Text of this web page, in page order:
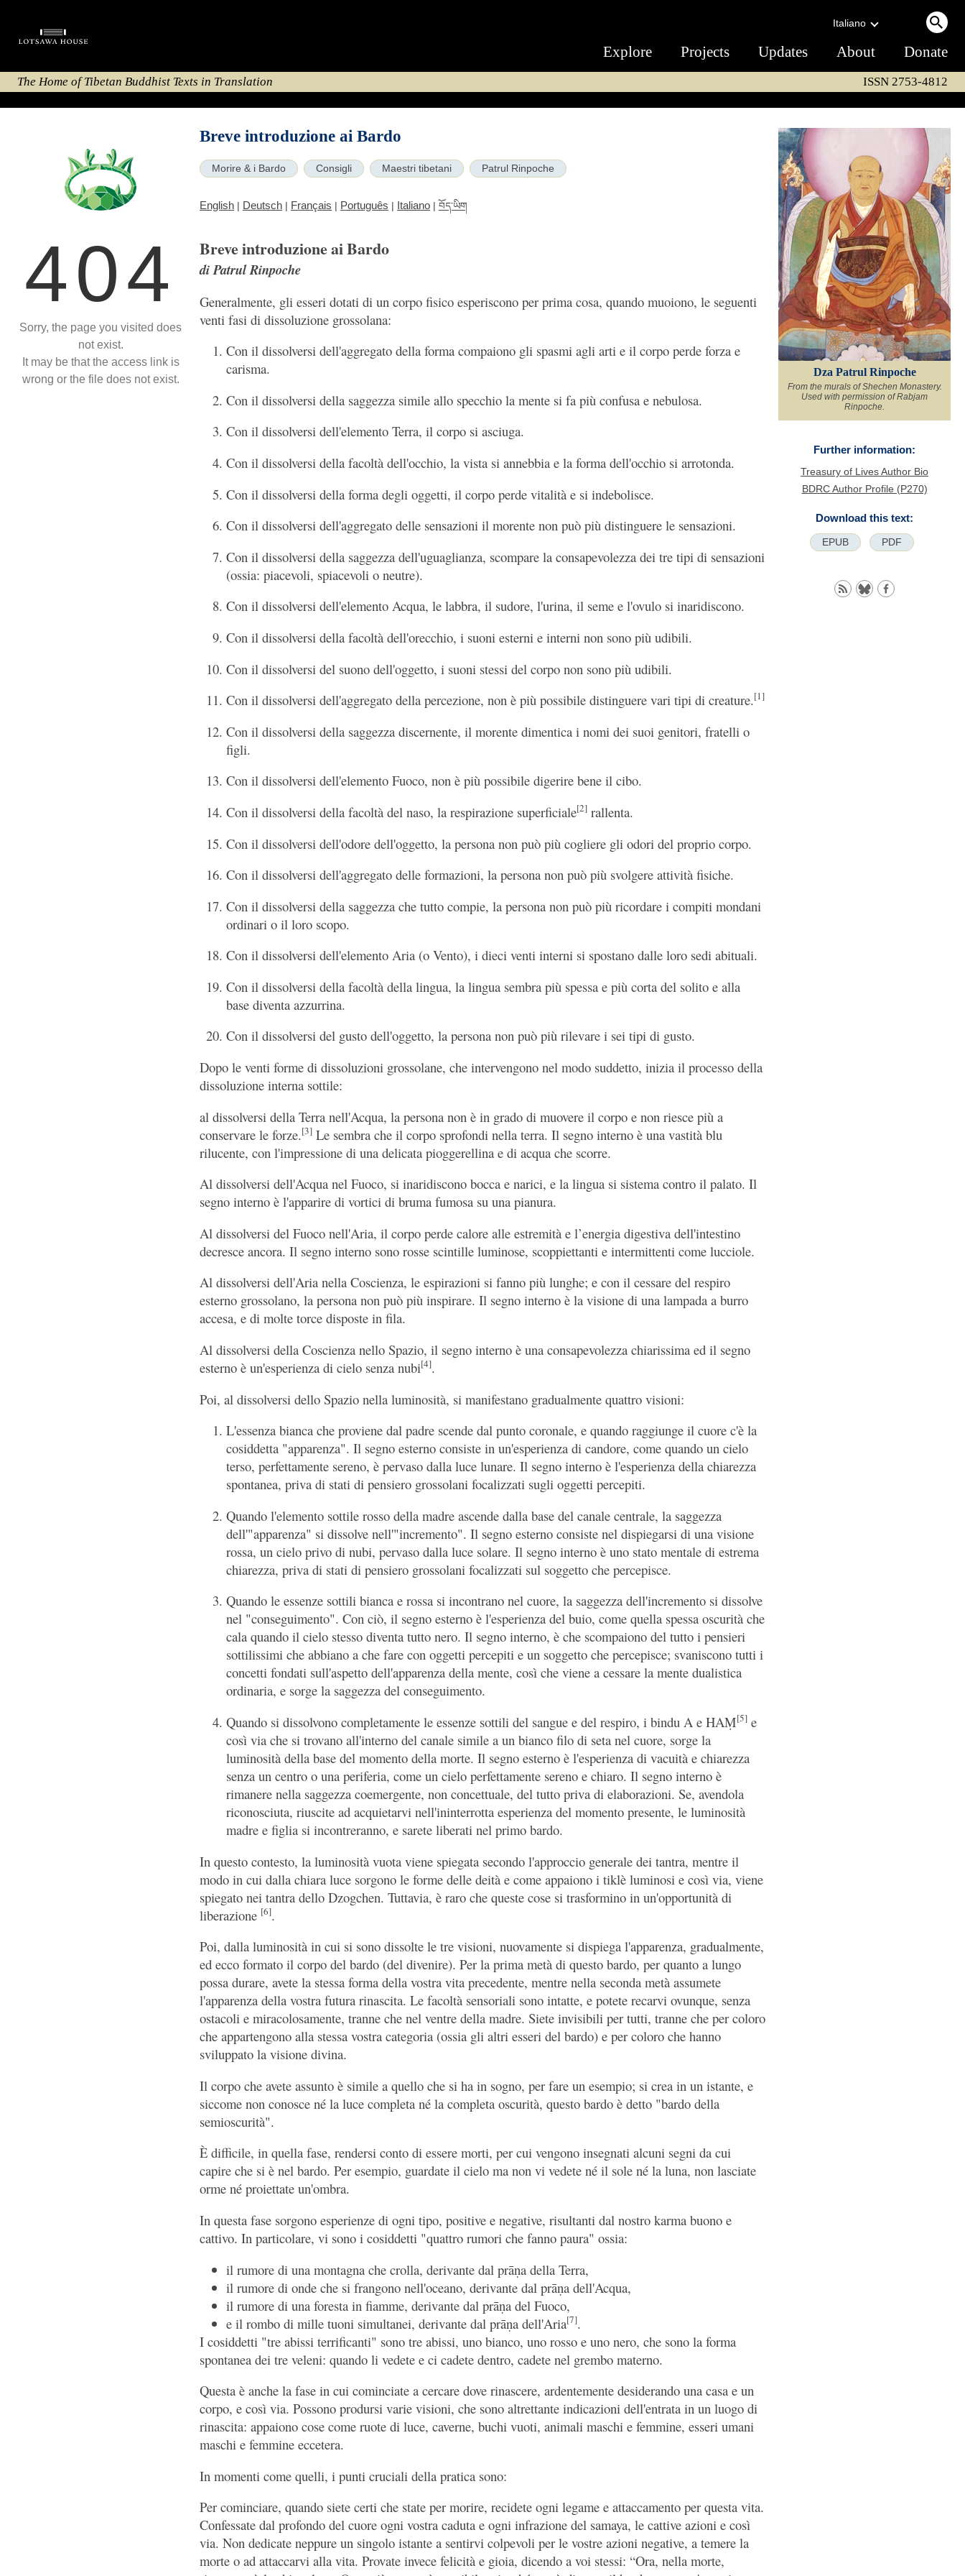
Italiano
Explore Projects Updates About Donate
The Home of Tibetan Buddhist Texts in Translation ISSN 2753-4812
404
Sorry, the page you visited does
not exist.
It may be that the access link is
wrong or the file does not exist.
Breve introduzione ai Bardo
Morire & i Bardo Consigli Maestri tibetani Patrul Rinpoche
English | Deutsch | Français | Português | Italiano | བོད་ཡིག
Breve introduzione ai Bardo
di Patrul Rinpoche
Generalmente, gli esseri dotati di un corpo fisico esperiscono per prima cosa, quando muoiono, le seguenti
venti fasi di dissoluzione grossolana:
Con il dissolversi dell'aggregato della forma compaiono gli spasmi agli arti e il corpo perde forza e
carisma.
Con il dissolversi della saggezza simile allo specchio la mente si fa più confusa e nebulosa.
Con il dissolversi dell'elemento Terra, il corpo si asciuga.
Con il dissolversi della facoltà dell'occhio, la vista si annebbia e la forma dell'occhio si arrotonda.
Con il dissolversi della forma degli oggetti, il corpo perde vitalità e si indebolisce.
Con il dissolversi dell'aggregato delle sensazioni il morente non può più distinguere le sensazioni.
Con il dissolversi della saggezza dell'uguaglianza, scompare la consapevolezza dei tre tipi di sensazioni
(ossia: piacevoli, spiacevoli o neutre).
Con il dissolversi dell'elemento Acqua, le labbra, il sudore, l'urina, il seme e l'ovulo si inaridiscono.
Con il dissolversi della facoltà dell'orecchio, i suoni esterni e interni non sono più udibili.
Con il dissolversi del suono dell'oggetto, i suoni stessi del corpo non sono più udibili.
Con il dissolversi dell'aggregato della percezione, non è più possibile distinguere vari tipi di creature.[1]
Con il dissolversi della saggezza discernente, il morente dimentica i nomi dei suoi genitori, fratelli o
figli.
Con il dissolversi dell'elemento Fuoco, non è più possibile digerire bene il cibo.
Con il dissolversi della facoltà del naso, la respirazione superficiale[2] rallenta.
Con il dissolversi dell'odore dell'oggetto, la persona non può più cogliere gli odori del proprio corpo.
Con il dissolversi dell'aggregato delle formazioni, la persona non può più svolgere attività fisiche.
Con il dissolversi della saggezza che tutto compie, la persona non può più ricordare i compiti mondani
ordinari o il loro scopo.
Con il dissolversi dell'elemento Aria (o Vento), i dieci venti interni si spostano dalle loro sedi abituali.
Con il dissolversi della facoltà della lingua, la lingua sembra più spessa e più corta del solito e alla
base diventa azzurrina.
Con il dissolversi del gusto dell'oggetto, la persona non può più rilevare i sei tipi di gusto.
Dopo le venti forme di dissoluzioni grossolane, che intervengono nel modo suddetto, inizia il processo della
dissoluzione interna sottile:
al dissolversi della Terra nell'Acqua, la persona non è in grado di muovere il corpo e non riesce più a
conservare le forze.[3] Le sembra che il corpo sprofondi nella terra. Il segno interno è una vastità blu
rilucente, con l'impressione di una delicata pioggerellina e di acqua che scorre.
Al dissolversi dell'Acqua nel Fuoco, si inaridiscono bocca e narici, e la lingua si sistema contro il palato. Il
segno interno è l'apparire di vortici di bruma fumosa su una pianura.
Al dissolversi del Fuoco nell'Aria, il corpo perde calore alle estremità e l’energia digestiva dell'intestino
decresce ancora. Il segno interno sono rosse scintille luminose, scoppiettanti e intermittenti come lucciole.
Al dissolversi dell'Aria nella Coscienza, le espirazioni si fanno più lunghe; e con il cessare del respiro
esterno grossolano, la persona non può più inspirare. Il segno interno è la visione di una lampada a burro
accesa, e di molte torce disposte in fila.
Al dissolversi della Coscienza nello Spazio, il segno interno è una consapevolezza chiarissima ed il segno
esterno è un'esperienza di cielo senza nubi[4].
Poi, al dissolversi dello Spazio nella luminosità, si manifestano gradualmente quattro visioni:
L'essenza bianca che proviene dal padre scende dal punto coronale, e quando raggiunge il cuore c'è la
cosiddetta "apparenza". Il segno esterno consiste in un'esperienza di candore, come quando un cielo
terso, perfettamente sereno, è pervaso dalla luce lunare. Il segno interno è l'esperienza della chiarezza
spontanea, priva di stati di pensiero grossolani focalizzati sugli oggetti percepiti.
Quando l'elemento sottile rosso della madre ascende dalla base del canale centrale, la saggezza
dell'"apparenza" si dissolve nell'"incremento". Il segno esterno consiste nel dispiegarsi di una visione
rossa, un cielo privo di nubi, pervaso dalla luce solare. Il segno interno è uno stato mentale di estrema
chiarezza, priva di stati di pensiero grossolani focalizzati sul soggetto che percepisce.
Quando le essenze sottili bianca e rossa si incontrano nel cuore, la saggezza dell'incremento si dissolve
nel "conseguimento". Con ciò, il segno esterno è l'esperienza del buio, come quella spessa oscurità che
cala quando il cielo stesso diventa tutto nero. Il segno interno, è che scompaiono del tutto i pensieri
sottilissimi che abbiano a che fare con oggetti percepiti e un soggetto che percepisce; svaniscono tutti i
concetti fondati sull'aspetto dell'apparenza della mente, così che viene a cessare la mente dualistica
ordinaria, e sorge la saggezza del conseguimento.
Quando si dissolvono completamente le essenze sottili del sangue e del respiro, i bindu A e HAṂ[5] e
così via che si trovano all'interno del canale simile a un bianco filo di seta nel cuore, sorge la
luminosità della base del momento della morte. Il segno esterno è l'esperienza di vacuità e chiarezza
senza un centro o una periferia, come un cielo perfettamente sereno e chiaro. Il segno interno è
rimanere nella saggezza coemergente, non concettuale, del tutto priva di elaborazioni. Se, avendola
riconosciuta, riuscite ad acquietarvi nell'ininterrotta esperienza del momento presente, le luminosità
madre e figlia si incontreranno, e sarete liberati nel primo bardo.
In questo contesto, la luminosità vuota viene spiegata secondo l'approccio generale dei tantra, mentre il
modo in cui dalla chiara luce sorgono le forme delle deità e come appaiono i tiklè luminosi e così via, viene
spiegato nei tantra dello Dzogchen. Tuttavia, è raro che queste cose si trasformino in un'opportunità di
liberazione [6].
Poi, dalla luminosità in cui si sono dissolte le tre visioni, nuovamente si dispiega l'apparenza, gradualmente,
ed ecco formato il corpo del bardo (del divenire). Per la prima metà di questo bardo, per quanto a lungo
possa durare, avete la stessa forma della vostra vita precedente, mentre nella seconda metà assumete
l'apparenza della vostra futura rinascita. Le facoltà sensoriali sono intatte, e potete recarvi ovunque, senza
ostacoli e miracolosamente, tranne che nel ventre della madre. Siete invisibili per tutti, tranne che per coloro
che appartengono alla stessa vostra categoria (ossia gli altri esseri del bardo) e per coloro che hanno
sviluppato la visione divina.
Il corpo che avete assunto è simile a quello che si ha in sogno, per fare un esempio; si crea in un istante, e
siccome non conosce né la luce completa né la completa oscurità, questo bardo è detto "bardo della
semioscurità".
È difficile, in quella fase, rendersi conto di essere morti, per cui vengono insegnati alcuni segni da cui
capire che si è nel bardo. Per esempio, guardate il cielo ma non vi vedete né il sole né la luna, non lasciate
orme né proiettate un'ombra.
In questa fase sorgono esperienze di ogni tipo, positive e negative, risultanti dal nostro karma buono e
cattivo. In particolare, vi sono i cosiddetti "quattro rumori che fanno paura" ossia:
il rumore di una montagna che crolla, derivante dal prāṇa della Terra,
il rumore di onde che si frangono nell'oceano, derivante dal prāṇa dell'Acqua,
il rumore di una foresta in fiamme, derivante dal prāṇa del Fuoco,
e il rombo di mille tuoni simultanei, derivante dal prāṇa dell'Aria[7].
I cosiddetti "tre abissi terrificanti" sono tre abissi, uno bianco, uno rosso e uno nero, che sono la forma
spontanea dei tre veleni: quando li vedete e ci cadete dentro, cadete nel grembo materno.
Questa è anche la fase in cui cominciate a cercare dove rinascere, ardentemente desiderando una casa e un
corpo, e così via. Possono prodursi varie visioni, che sono altrettante indicazioni dell'entrata in un luogo di
rinascita: appaiono cose come ruote di luce, caverne, buchi vuoti, animali maschi e femmine, esseri umani
maschi e femmine eccetera.
In momenti come quelli, i punti cruciali della pratica sono:
Per cominciare, quando siete certi che state per morire, recidete ogni legame e attaccamento per questa vita.
Confessate dal profondo del cuore ogni vostra caduta e ogni infrazione del samaya, le cattive azioni e così
via. Non dedicate neppure un singolo istante a sentirvi colpevoli per le vostre azioni negative, a temere la
morte o ad attaccarvi alla vita. Provate invece felicità e gioia, dicendo a voi stessi: “Ora, nella morte,
Dza Patrul Rinpoche
From the murals of Shechen Monastery.
Used with permission of Rabjam
Rinpoche.
Further information:
Treasury of Lives Author Bio
BDRC Author Profile (P270)
Download this text:
EPUB PDF